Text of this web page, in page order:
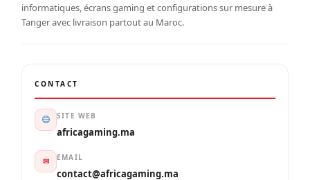
informatiques, écrans gaming et configurations sur mesure à
Tanger avec livraison partout au Maroc.
CONTACT
SITE WEB
africagaming.ma
✉ EMAIL
contact@africagaming.ma